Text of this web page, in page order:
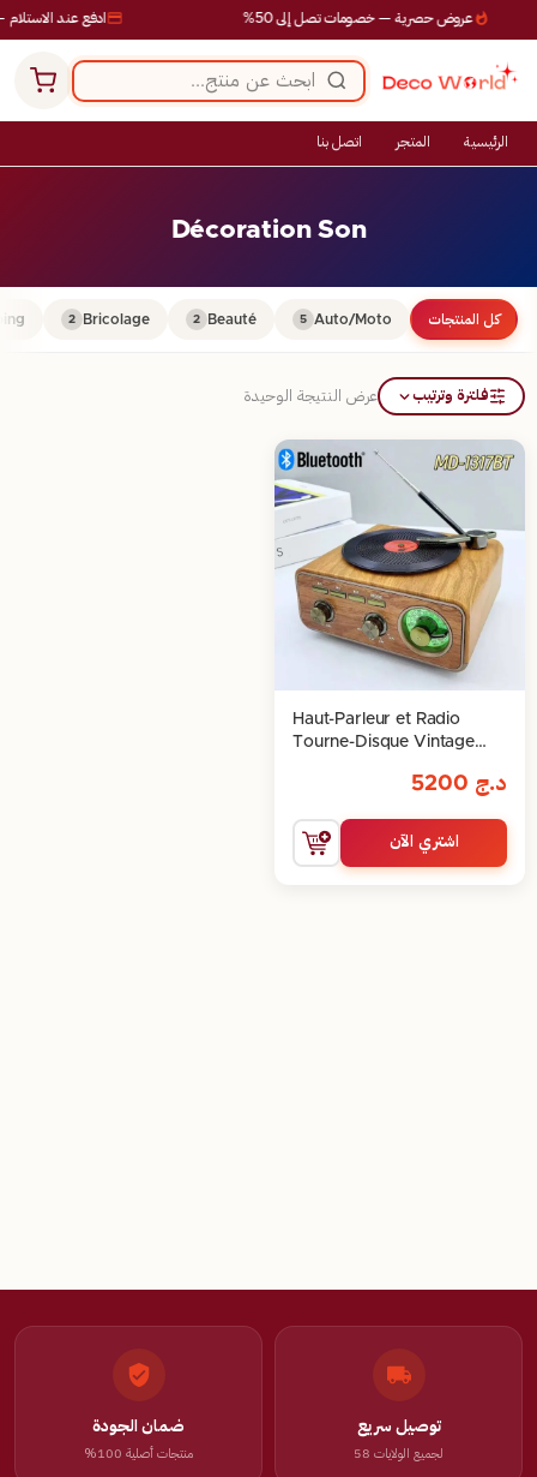
ادفع عند الاستلام عروض حصرية — خصومات تصل إلى 50%
الرئيسية المتجر اتصل بنا
Décoration Son
كل المنتجات Auto/Moto
5
Beauté
2
Bricolage
2
فلترة وترتيب عرض النتيجة الوحيدة
Haut-Parleur et Radio
Tourne-Disque Vintage
د.ج
اشتري الآن
توصيل سريع
لجميع الولايات 58
ضمان الجودة
منتجات أصلية 100%